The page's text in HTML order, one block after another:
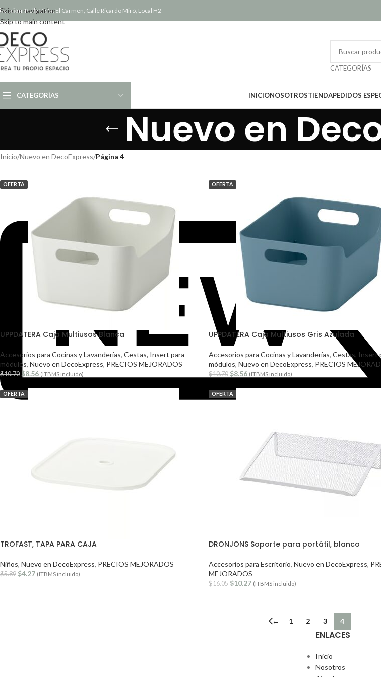
Skip to navigation
Skip to main content
Bella Vista, El Carmen, Calle Ricardo Miró, Local H2
CATEGORÍAS
CATEGORÍAS INICIONOSOTROSTIENDAPEDIDOS
Nuevo en
Inicio/Nuevo en DecoExpress/Página 4
OFERTA
UPPDATERA Caja Multiusos Blanca
Accesorios para Cocinas y Lavanderías, Cestas, Insert para
módulos, Nuevo en DecoExpress, PRECIOS MEJORADOS
$10.70 $8.56 (ITBMS incluido)
OFERTA
UPPDATERA Caja Multiusos Gris Azulada
Accesorios para Cocinas y Lavanderías, Cestas, Insert
módulos, Nuevo en DecoExpress, PRECIOS
$10.70 $8.56 (ITBMS incluido)
OFERTA
TROFAST, TAPA PARA CAJA
Niños, Nuevo en DecoExpress, PRECIOS MEJORADOS
$5.89 $4.27 (ITBMS incluido)
OFERTA
DRONJONS Soporte para portátil, blanco
Accesorios para Escritorio, Nuevo en DecoExpress,
MEJORADOS
$16.05 $10.27 (ITBMS incluido)
← 1 2 3 4
ENLACES
Inicio
Nosotros